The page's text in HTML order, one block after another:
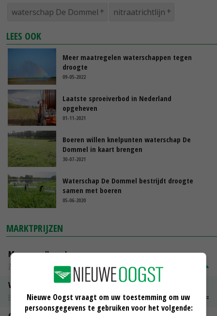
waterschap De Dommel nitraatrichtlijn
LEES OOK
Meer maatregelen waterschappen tegen
droogte
09-05-2022
Laatste sproeiverbod in Nederland
opgeheven
01-11-2021
Boeren willen knelpunten waterschap De
Dommel in kaart brengen
30-07-2021
Waterschap De Dommel bestrijdt droogte
samen met boeren
05-06-2020
MARKTPRIJZEN
Magere melkpoeder
Zuivel NL
€ 269,00
Vleeskuikens 2001-2600 gr
Barneveld
€ 1,09~ € 1,11
Nieuwe Oogst vraagt om uw toestemming om uw
persoonsgegevens te gebruiken voor het volgende: